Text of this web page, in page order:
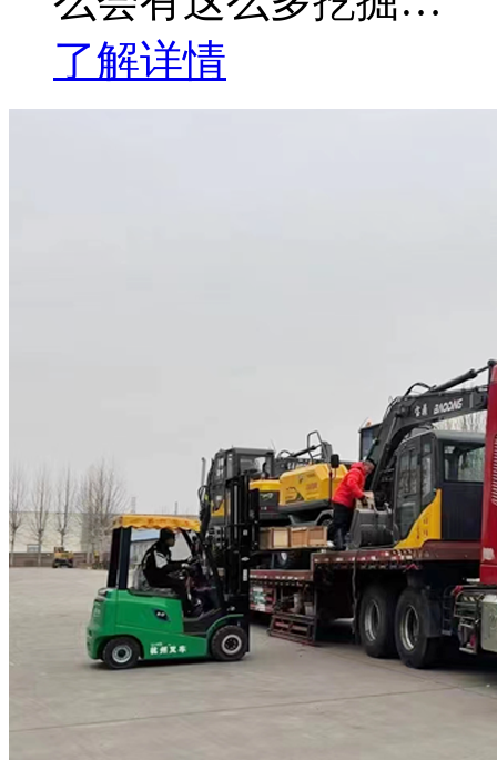
了解详情